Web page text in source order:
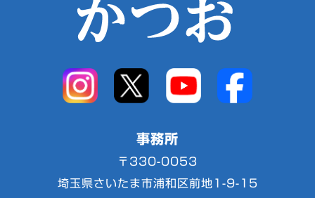
事務所
〒330-0053
埼玉県さいたま市浦和区前地1-9-15